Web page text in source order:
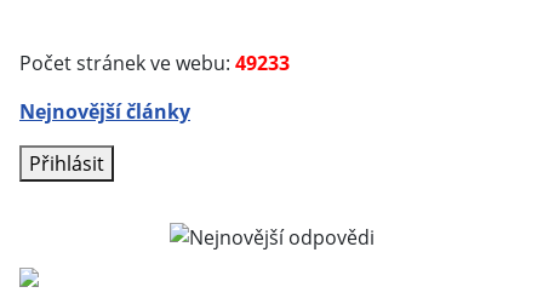
Počet stránek ve webu: 49233
Nejnovější články
Přihlásit